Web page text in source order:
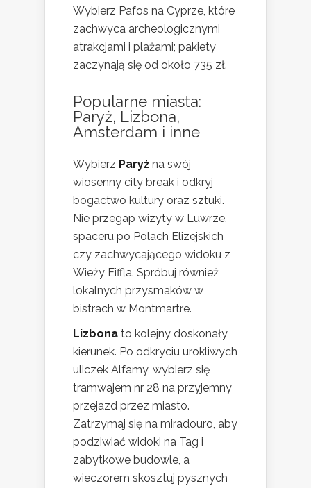
Wybierz Pafos na Cyprze, które
zachwyca archeologicznymi
atrakcjami i plażami; pakiety
zaczynają się od około 735 zł.
Popularne miasta:
Paryż, Lizbona,
Amsterdam i inne
Wybierz Paryż na swój
wiosenny city break i odkryj
bogactwo kultury oraz sztuki.
Nie przegap wizyty w Luwrze,
spaceru po Polach Elizejskich
czy zachwycającego widoku z
Wieży Eiffla. Spróbuj również
lokalnych przysmaków w
bistrach w Montmartre.
Lizbona to kolejny doskonały
kierunek. Po odkryciu urokliwych
uliczek Alfamy, wybierz się
tramwajem nr 28 na przyjemny
przejazd przez miasto.
Zatrzymaj się na miradouro, aby
podziwiać widoki na Tag i
zabytkowe budowle, a
wieczorem skosztuj pysznych